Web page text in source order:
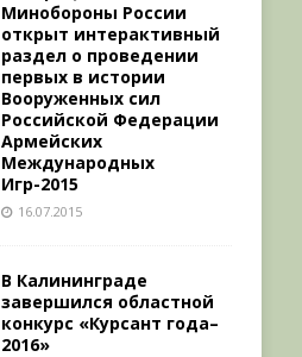
Минобороны России
открыт интерактивный
раздел о проведении
первых в истории
Вооруженных сил
Российской Федерации
Армейских
Международных
Игр-2015
16.07.2015
В Калининграде
завершился областной
конкурс «Курсант года–
2016»